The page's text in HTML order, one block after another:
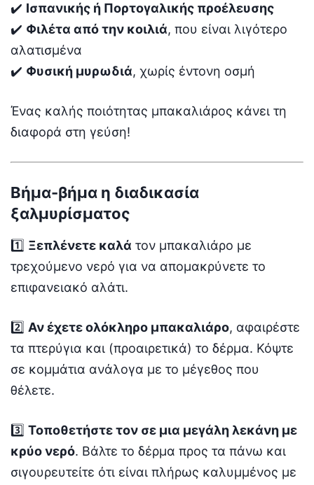
✔️ Ισπανικής ή Πορτογαλικής προέλευσης
✔️ Φιλέτα από την κοιλιά, που είναι λιγότερο
αλατισμένα
✔️ Φυσική μυρωδιά, χωρίς έντονη οσμή
Ένας καλής ποιότητας μπακαλιάρος κάνει τη
διαφορά στη γεύση!
Βήμα-βήμα η διαδικασία
ξαλμυρίσματος
1️⃣ Ξεπλένετε καλά τον μπακαλιάρο με
τρεχούμενο νερό για να απομακρύνετε το
επιφανειακό αλάτι.
2️⃣ Αν έχετε ολόκληρο μπακαλιάρο, αφαιρέστε
τα πτερύγια και (προαιρετικά) το δέρμα. Κόψτε
σε κομμάτια ανάλογα με το μέγεθος που
θέλετε.
3️⃣ Τοποθετήστε τον σε μια μεγάλη λεκάνη με
κρύο νερό. Βάλτε το δέρμα προς τα πάνω και
σιγουρευτείτε ότι είναι πλήρως καλυμμένος με